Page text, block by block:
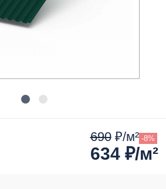
690₽/м² -8%
634₽/м²